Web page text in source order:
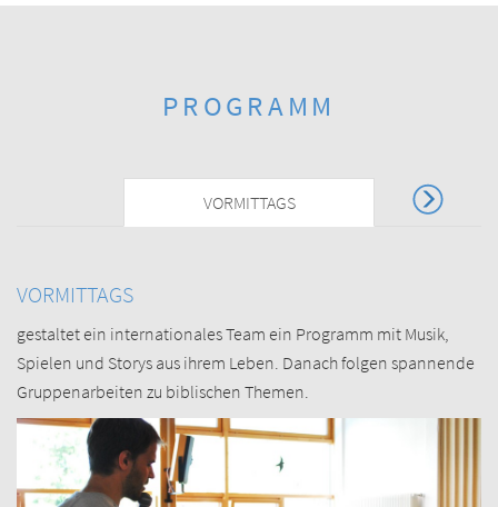
PROGRAMM
VORMITTAGS
VORMITTAGS
gestaltet ein internationales Team ein Programm mit Musik,
Spielen und Storys aus ihrem Leben. Danach folgen spannende
Gruppenarbeiten zu biblischen Themen.
Previous